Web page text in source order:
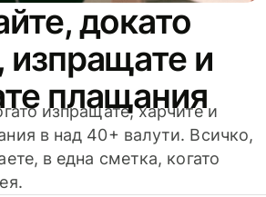
докато
изпращате и
плащания
изпращате, харчите и
в над 40+ валути. Всичко,
в една сметка, когато